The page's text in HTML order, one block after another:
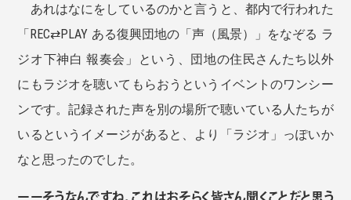
あれはなにをしているのかと言うと、都内で行われた
「REC⇄PLAY ある復興団地の「声（風景）」をなぞる ラ
ジオ下神白 報奏会」という、団地の住民さんたち以外
にもラジオを聴いてもらおうというイベントのワンシー
ンです。記録された声を別の場所で聴いている人たちが
いるというイメージがあると、より「ラジオ」っぽいか
なと思ったのでした。